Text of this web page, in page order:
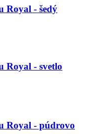
Royal - šedý
Royal - svetlo
Royal - púdrovo